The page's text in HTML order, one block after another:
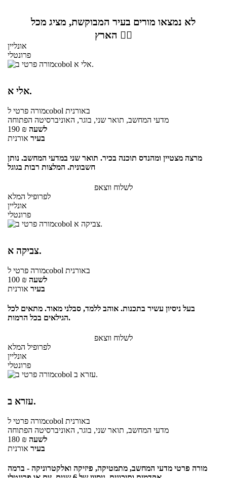
לא נמצאו מורים בעיר המבוקשת, מציג מכל
הארץ 👇🏼
אונליין
פרונטלי
אלי א.
מורה פרטילcobol באורנית
מדעי המחשב, תואר שני, בוגר, האוניברסיטה הפתוחה
190 ₪ לשעה
בעיר אורנית
מרצה מצטיין ומהנדס תוכנה בכיר. תואר שני במדעי המחשב. נותן
חשבונית. המלצות רבות בגוגל
לשלוח ווצאפ
לפרופיל המלא
אונליין
פרונטלי
צביקה א.
מורה פרטילcobol באורנית
100 ₪ לשעה
בעיר אורנית
בעל ניסיון עשיר בתכנות. אוהב ללמד, סבלני מאוד. מתאים לכל
הגילאים בכל הרמות.
לשלוח ווצאפ
לפרופיל המלא
אונליין
פרונטלי
עזרא ב.
מורה פרטילcobol באורנית
מדעי המחשב, תואר שני, בוגר, האוניברסיטה הפתוחה
180 ₪ לשעה
בעיר אורנית
מורה פרטי מדעי המחשב, מתמטיקה, פיזיקה ואלקטרוניקה - ברמה